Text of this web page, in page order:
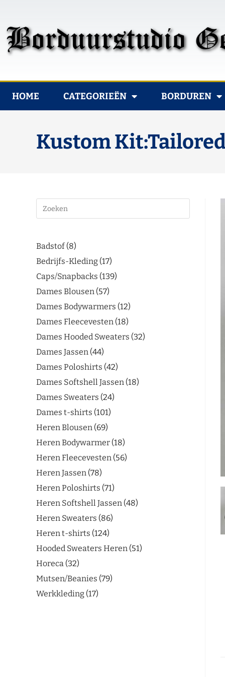
HOME CATEGORIEËN BORDUREN
Kustom
Badstof 8
Bedrijfs-Kleding 17
Caps/Snapbacks 139
Dames Blousen 57
Dames Bodywarmers 12
Dames Fleecevesten 18
Dames Hooded Sweaters 32
Dames Jassen 44
Dames Poloshirts 42
Dames Softshell Jassen 18
Dames Sweaters 24
Dames t-shirts 101
Heren Blousen 69
Heren Bodywarmer 18
Heren Fleecevesten 56
Heren Jassen 78
Heren Poloshirts 71
Heren Softshell Jassen 48
Heren Sweaters 86
Heren t-shirts 124
Hooded Sweaters Heren 51
Horeca 32
Mutsen/Beanies 79
Werkkleding 17